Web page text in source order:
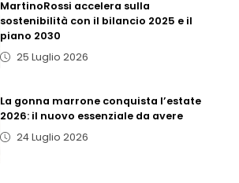
MartinoRossi accelera sulla
sostenibilità con il bilancio 2025 e il
piano 2030
25 Luglio 2026
La gonna marrone conquista l’estate
2026: il nuovo essenziale da avere
24 Luglio 2026